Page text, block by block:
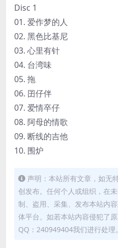
Disc 1
01. 爱作梦的人
02. 黑色比基尼
03. 心里有针
04. 台湾味
05. 拖
06. 囝仔伴
07. 爱情卒仔
08. 阿母的情歌
09. 断线的吉他
10. 围炉
声明：本站所有文章，如无
创发布。任何个人或组织，在
制、盗用、采集、发布本站内
体平台。如若本站内容侵犯了
QQ：240949404我们进行处理。